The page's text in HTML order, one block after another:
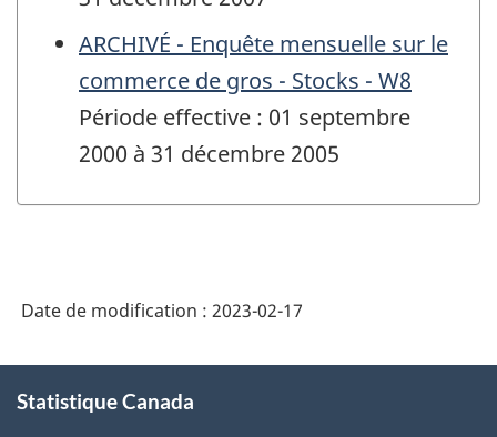
ARCHIVÉ - Enquête mensuelle sur le
commerce de gros - Stocks - W8
Période effective : 01 septembre
2000 à 31 décembre 2005
Date de modification : 2023-02-17
propos
Statistique Canada